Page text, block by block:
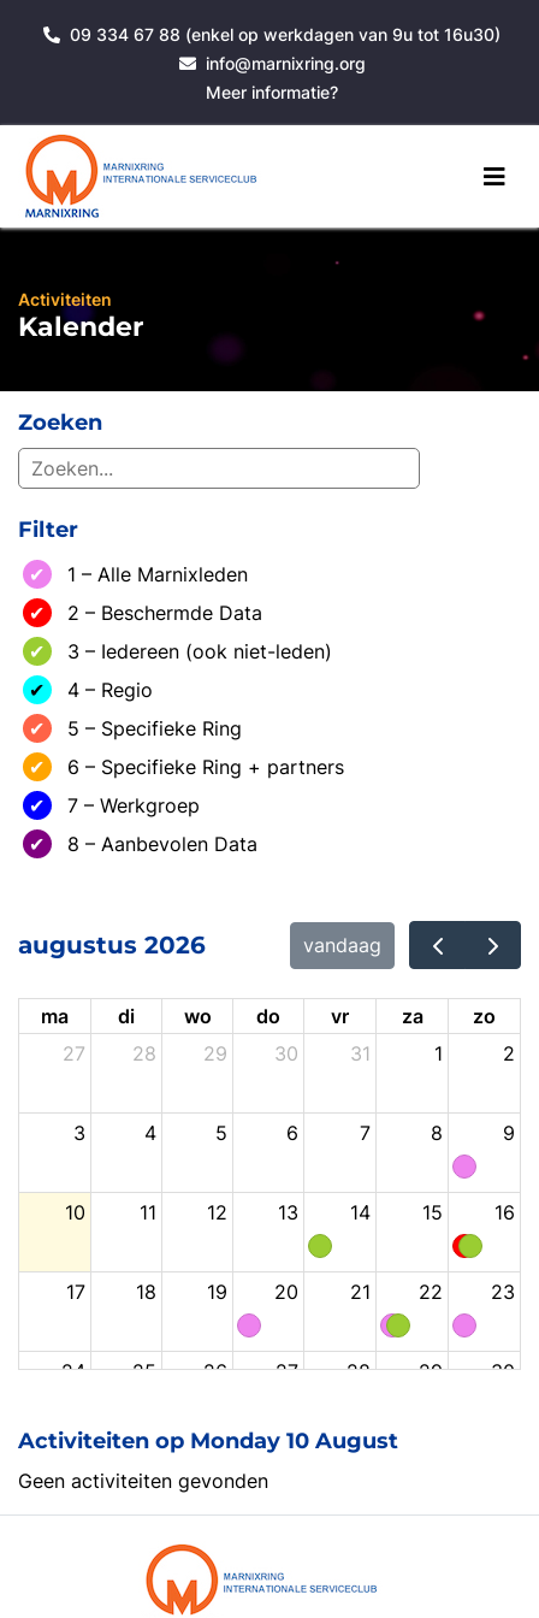
09 334 67 88 (enkel op werkdagen van 9u tot 16u30)
info@marnixring.org
Meer informatie?
Activiteiten
Kalender
Zoeken
Filter
1 – Alle Marnixleden
2 – Beschermde Data
3 – Iedereen (ook niet-leden)
4 – Regio
5 – Specifieke Ring
6 – Specifieke Ring + partners
7 – Werkgroep
8 – Aanbevolen Data
augustus 2026 vandaag
ma di wo do vr za
zo
27
28 29 30 31 1 2
3 4 5 6 7 8 9
10 11 12 13 14 15 16
17 18 19 20 21 22 23
24 25 26 27 28 29 30
31 1 2 3 4
Activiteiten op Monday 10 August
Geen activiteiten gevonden